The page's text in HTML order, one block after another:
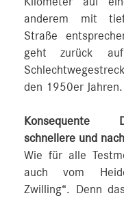
anderem mit
Straße
geht zurück
den 1950er Jahren.
Konsequente
schnellere und
Wie für alle
auch vom
Zwilling“. Denn